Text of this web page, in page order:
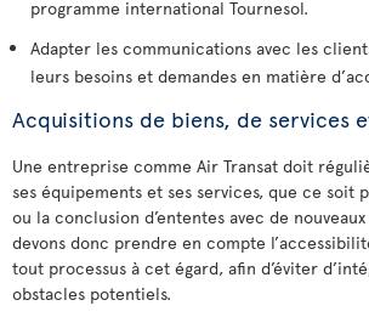
programme international Tournesol.
Adapter les communications avec les
leurs besoins et demandes en matière
Acquisitions de biens, de services
Une entreprise comme Air Transat doit
ses équipements et ses services, que ce soit
ou la conclusion d’ententes avec de
devons donc prendre en compte
tout processus à cet égard, afin d’éviter
obstacles potentiels.